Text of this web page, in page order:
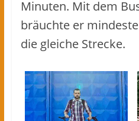
Minuten. Mit dem
bräuchte er
die gleiche Strecke.